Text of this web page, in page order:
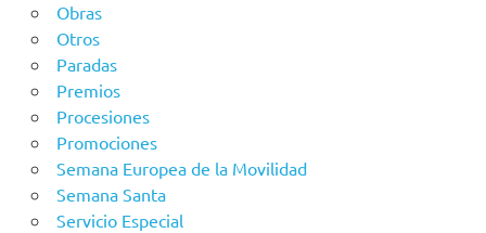
Obras
Otros
Paradas
Premios
Procesiones
Promociones
Semana Europea de la Movilidad
Semana Santa
Servicio Especial